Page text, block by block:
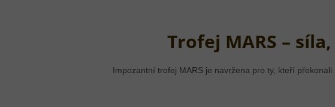
Trofej MARS –
Impozantní trofej MARS je navržena pro ty, kteří